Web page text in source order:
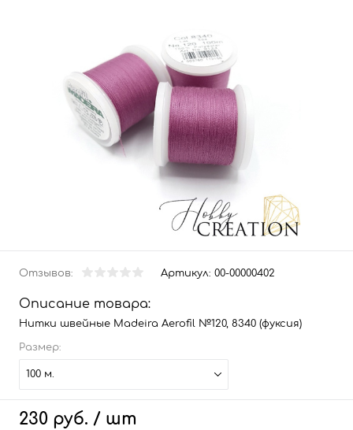
Отзывов: Артикул: 00-00000402
Описание товара:
Нитки швейные Madeira Aerofil №120, 8340 (фуксия)
Размер:
100 м.
230 руб. / шт